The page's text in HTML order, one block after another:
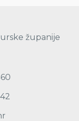
županije